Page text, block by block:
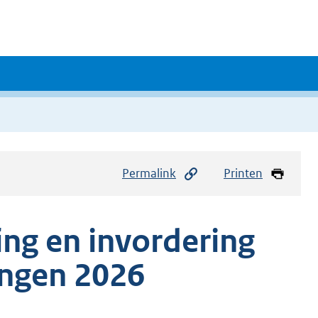
Permalink Printen
en invordering
2026